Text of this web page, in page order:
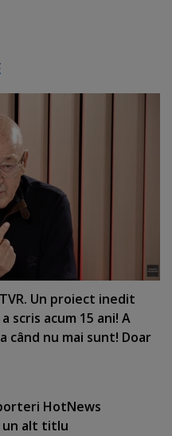
Un proiect inedit
scris acum 15 ani! A
când nu mai sunt! Doar
HotNews
un alt titlu